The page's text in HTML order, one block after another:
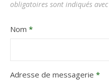
obligatoires sont indiqués avec
Nom *
Adresse de messagerie *